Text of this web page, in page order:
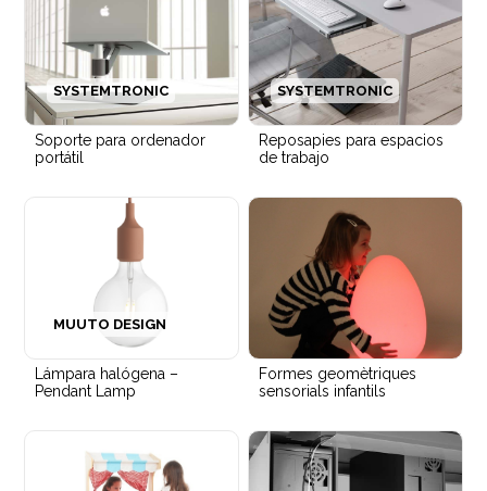
Soporte para ordenador
portátil
SYSTEMTRONIC
Reposapies para espacios
de trabajo
SYSTEMTRONIC
Lámpara halógena –
Pendant Lamp
MUUTO DESIGN
Formes geomètriques
sensorials infantils